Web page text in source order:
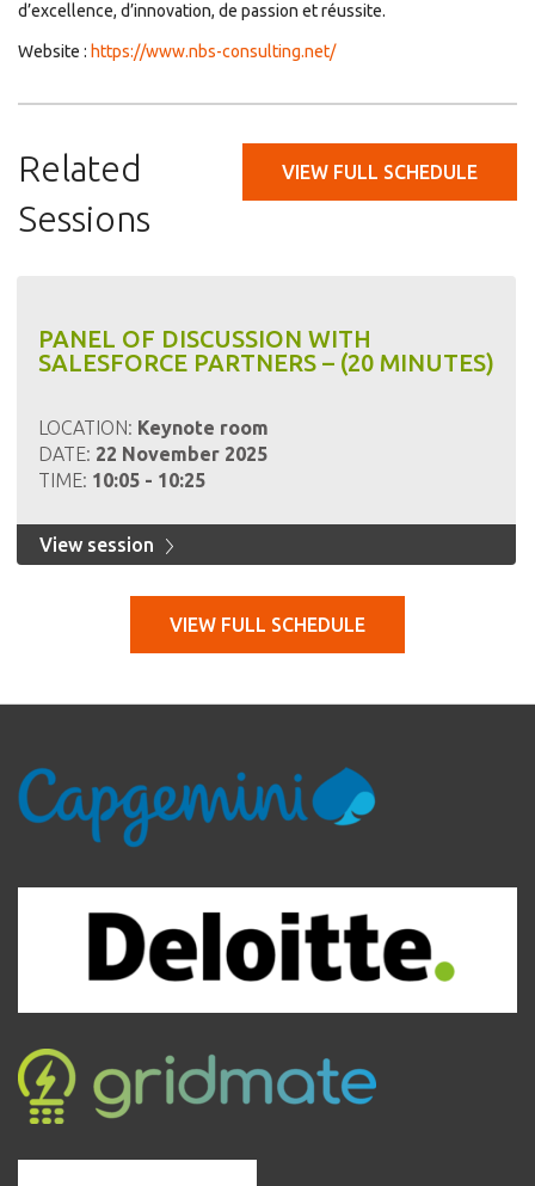
d’excellence, d’innovation, de passion et réussite.
Website : https://www.nbs-consulting.net/
VIEW FULL SCHEDULE
Related
Sessions
PANEL OF DISCUSSION WITH
SALESFORCE PARTNERS – (20 MINUTES)
LOCATION: Keynote room
DATE: 22 November 2025
TIME: 10:05 - 10:25
View session
VIEW FULL SCHEDULE